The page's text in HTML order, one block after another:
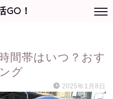
GO！
間帯はいつ？おす
グ
2025年1月8日